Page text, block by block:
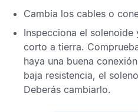
Cambia los cables o
Inspecciona el
corto a tierra.
haya una buena
baja resistencia, el
Deberás cambiarlo.